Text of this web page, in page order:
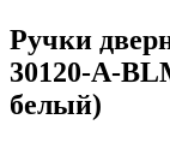
Ручки
30120-A-
белый)